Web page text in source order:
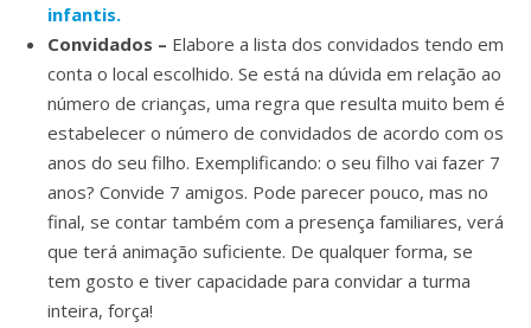
infantis.
Convidados – Elabore a lista dos convidados tendo em
conta o local escolhido. Se está na dúvida em relação ao
número de crianças, uma regra que resulta muito bem é
estabelecer o número de convidados de acordo com os
anos do seu filho. Exemplificando: o seu filho vai fazer 7
anos? Convide 7 amigos. Pode parecer pouco, mas no
final, se contar também com a presença familiares, verá
que terá animação suficiente. De qualquer forma, se
tem gosto e tiver capacidade para convidar a turma
inteira, força!